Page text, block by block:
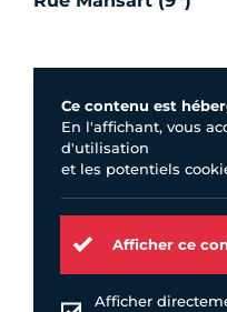
Ce contenu est
En l'affichant, vous
d'utilisation
et les potentiels
Afficher ce
Afficher